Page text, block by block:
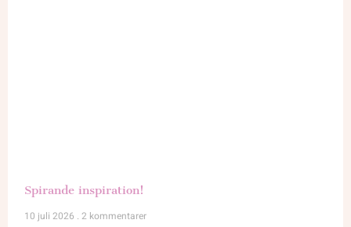
Spirande inspiration!
10 juli 2026 2 kommentarer